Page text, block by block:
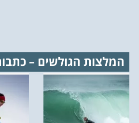
המלצות הגולשים –